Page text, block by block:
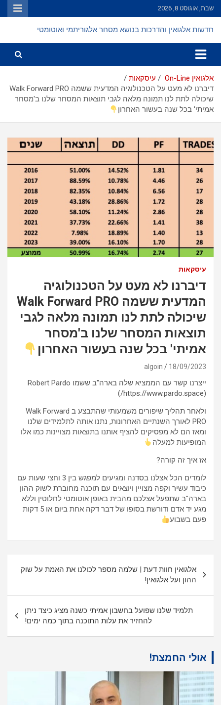
Skip
to
שבת, אוגוסט 8, 2026
חדשות אלגואין והדרכות בנושא מסחר אלגוריתמי ואוטומטי
אלגואין On-Line
עיסקאות
דיברנו לא מעט על הטכנולוגיה המדעית ששמה Walk Forward PRO
שיכולה לתת לנו תמונה מלאה לגבי תוצאות המסחר שלנו ב'מסחר
אמיתי' בכל שנה בעשור האחרון
עיסקאות
דיברנו לא מעט על הטכנולוגיה
המדעית ששמה Walk Forward PRO
שיכולה לתת לנו תמונה מלאה לגבי
תוצאות המסחר שלנו ב'מסחר
אמיתי' בכל שנה בעשור האחרון
18/09/2023
algoin
ייצרנו קשר עם הממציא שלה בארה"ב ששמו Robert Pardo
(https://www.pardo.space/)
ולאחר תהליך שיפורים משמעותי שהתבצע ב Walk Forward
PRO לאורך השנתיים האחרונות, נתנו אותה לתלמידים שלנו
ומאז הם לא מפסיקים להציף אותנו בתוצאות מצויינות כמו אלו
המופיעות למעלה
אז איך זה קורה?
לומדים הכל אצלנו בסדנה ומגיעים למפגש בין 3 וחצי שעות עם
כיבוד עשיר וקפה מצויין ויוצאים עם תוכנה מחוברת לשוק ההון
בארה"ב שתפעל אצלכם מהבית באופן אוטומטי לחלוטין וללא
מגע יד אדם ודורשת בסופו של דבר דקה אחת ביום או 5 דקות
פעם בשבוע
אלגואין חוות דעת | שלמה מספר לכולנו את האמת על שוק
ההון ועל אלגואין!
תלמיד שלנו שפועל בחשבון אמיתי כשנה מציג כיצד ניתן
להחזיר את עלות התוכנה בתוך כמה ימים!
אולי החמצת!